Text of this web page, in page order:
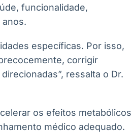
funcionalidade,
específicas. Por isso,
corrigir
ressalta o Dr.
os efeitos metabólicos
médico adequado.